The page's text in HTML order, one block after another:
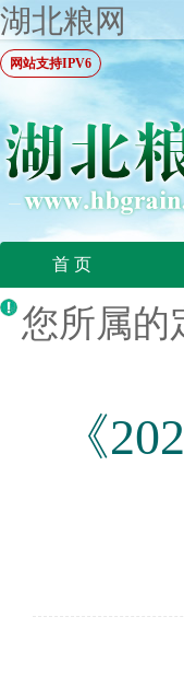
湖北粮网
网站支持IPV6
首 页
您所属的
《